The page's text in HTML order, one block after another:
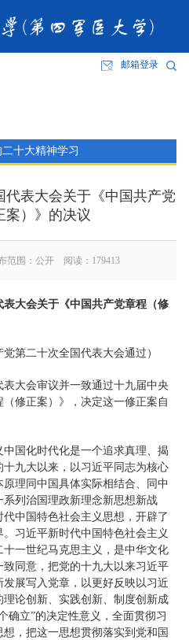
邮箱登录
二十大精神学习
代表大会关于《中国共产党
案）》的决议
范围：公开 阅读： 179413
大会关于《中国共产党章程（修
党第二十次全国代表大会通过）
大会审议并一致通过十九届中央
修正案）》，决定这一修正案自
国化时代化是一个追求真理、揭
九大以来，以习近平同志为核心
理同中国具体实际相结合、同中
列治国理政新理念新思想新战
中国特色社会主义思想，开辟了
习近平新时代中国特色社会主义
一世纪马克思主义，是中华文化
同意，把党的十九大以来习近平
展写入党章，以更好反映以习近
论创新、实践创新、制度创新成
确立”的决定性意义，全面贯彻习
，把这一思想贯彻落实到党和国